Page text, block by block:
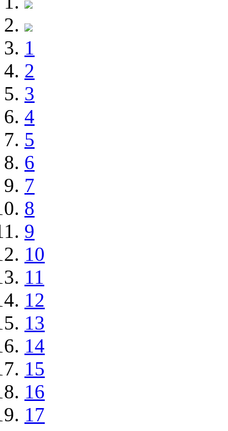
1
2
3
4
5
6
7
8
9
10
11
12
13
14
15
16
17